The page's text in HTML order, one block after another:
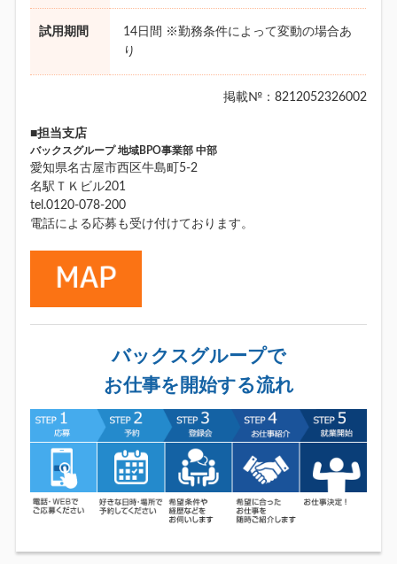
試用期間
14日間 ※勤務条件によって変動の場合あ
り
掲載№：8212052326002
■担当支店
バックスグループ 地域BPO事業部 中部
愛知県名古屋市西区牛島町5-2
名駅ＴＫビル201
tel.0120-078-200
電話による応募も受け付けております。
バックスグループで
お仕事を開始する流れ